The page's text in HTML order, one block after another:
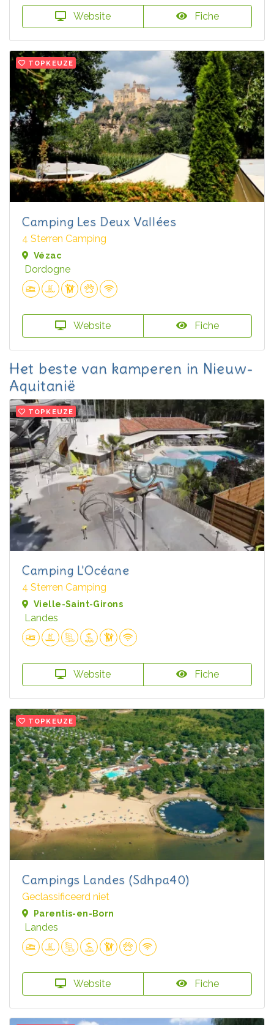
Website Fiche
TOPKEUZE
Camping Les Deux Vallées
4 Sterren Camping
Vézac
Dordogne
Website Fiche
Het beste van kamperen in Nieuw-
Aquitanië
TOPKEUZE
Camping L'Océane
4 Sterren Camping
Vielle-Saint-Girons
Landes
Website Fiche
TOPKEUZE
Campings Landes (Sdhpa40)
Geclassificeerd niet
Parentis-en-Born
Landes
Website Fiche